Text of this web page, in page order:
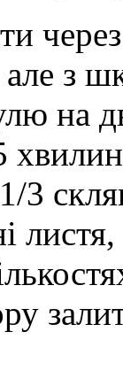
але з
на
3
листя,